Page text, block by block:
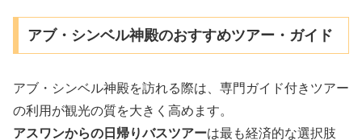
アブ・シンベル神殿のおすすめツアー・ガイド
アブ・シンベル神殿を訪れる際は、専門ガイド付きツアー
の利用が観光の質を大きく高めます。
アスワンからの日帰りバスツアーは最も経済的な選択肢